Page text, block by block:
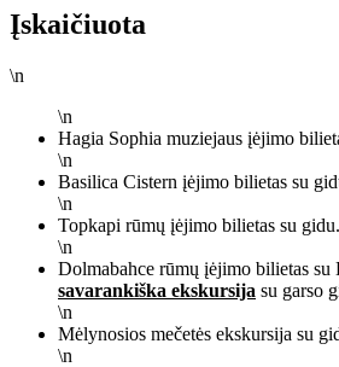
Įskaičiuota
\n
\n
Hagia Sophia muziejaus įėjimo
\n
Basilica Cistern įėjimo bilietas su
\n
Topkapi rūmų įėjimo bilietas su gidu.
\n
Dolmabahce rūmų įėjimo bilietas su
savarankiška ekskursija su garso
\n
Mėlynosios mečetės ekskursija su
\n